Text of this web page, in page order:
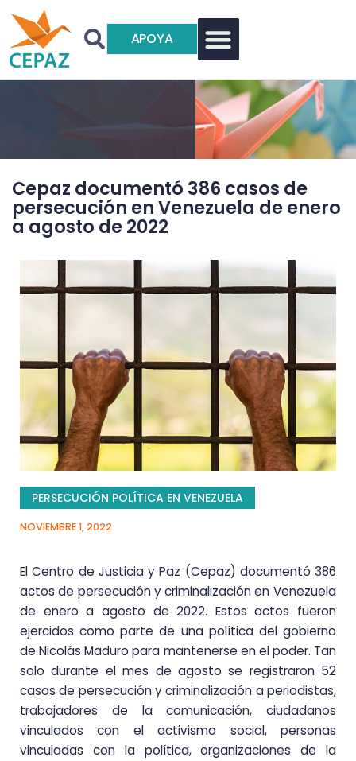
APOYA
Cepaz documentó 386 casos de
persecución en Venezuela de enero
a agosto de 2022
PERSECUCIÓN POLÍTICA EN VENEZUELA
NOVIEMBRE 1, 2022
El Centro de Justicia y Paz (Cepaz) documentó 386
actos de persecución y criminalización en Venezuela
de enero a agosto de 2022. Estos actos fueron
ejercidos como parte de una política del gobierno
de Nicolás Maduro para mantenerse en el poder. Tan
solo durante el mes de agosto se registraron 52
casos de persecución y criminalización a periodistas,
trabajadores de la comunicación, ciudadanos
vinculados con el activismo social, personas
vinculadas con la política, organizaciones de la